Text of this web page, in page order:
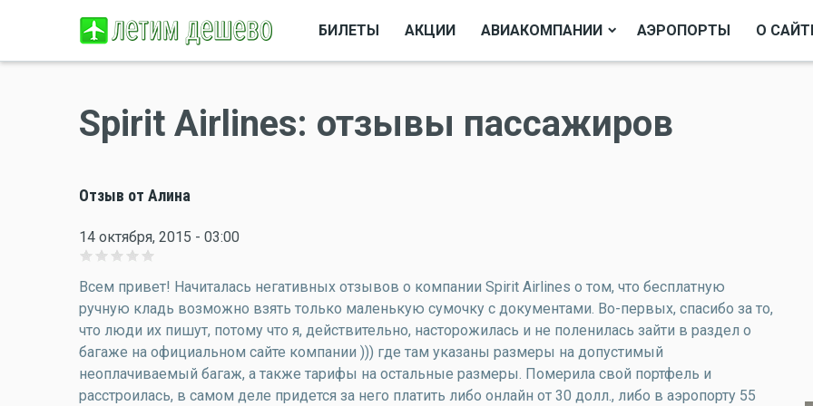
БИЛЕТЫ АКЦИИ АВИАКОМПАНИИ АЭРОПОРТЫ О
Spirit Airlines: отзывы пассажиров
Отзыв от Алина
14 октября, 2015 - 03:00
Всем привет! Начиталась негативных отзывов о компании Spirit Airlines о том, что бесплатную
ручную кладь возможно взять только маленькую сумочку с документами. Во-первых, спасибо за то,
что люди их пишут, потому что я, действительно, насторожилась и не поленилась зайти в раздел о
багаже на официальном сайте компании ))) где там указаны размеры на допустимый
неоплачиваемый багаж, а также тарифы на остальные размеры. Померила свой портфель и
расстроилась, в самом деле придется за него платить либо онлайн от 30 долл., либо в аэропорту 55